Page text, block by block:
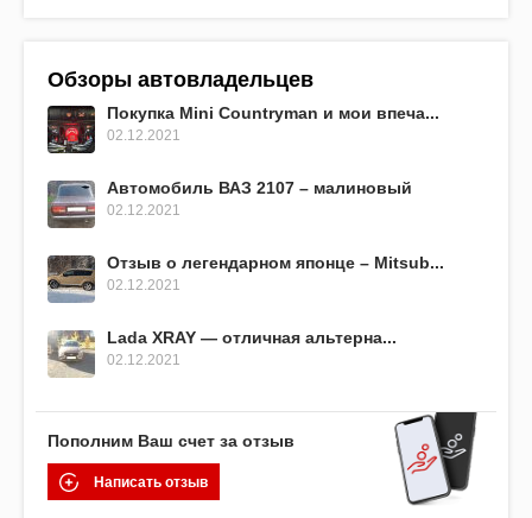
Обзоры автовладельцев
Покупка Mini Countryman и мои впеча...
02.12.2021
Автомобиль ВАЗ 2107 – малиновый
02.12.2021
Отзыв о легендарном японце – Mitsub...
02.12.2021
Lada XRAY — отличная альтерна...
02.12.2021
Пополним Ваш счет за отзыв
Написать отзыв